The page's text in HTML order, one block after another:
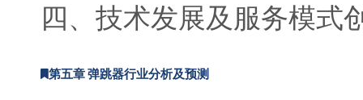
四、技术发展及服务模式
第五章 弹跳器行业分析及预测